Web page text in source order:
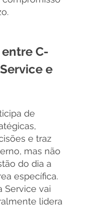
C-
e
de
e traz
mas não
do dia a
específica.
Service vai
lidera